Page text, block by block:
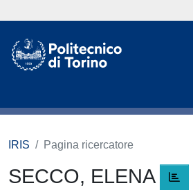
IRIS Pagina ricercatore
SECCO, ELENA